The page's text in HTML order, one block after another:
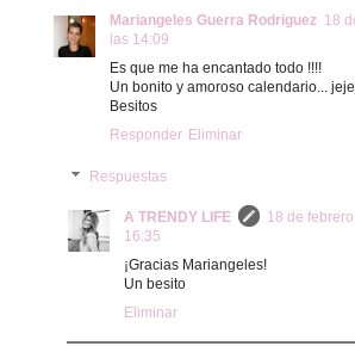
Mariangeles Guerra Rodriguez 18
las 14:09
Es que me ha encantado todo !!!!
Un bonito y amoroso calendario...
Besitos
Responder Eliminar
Respuestas
A TRENDY LIFE
18 de
16:35
¡Gracias Mariangeles!
Un besito
Eliminar